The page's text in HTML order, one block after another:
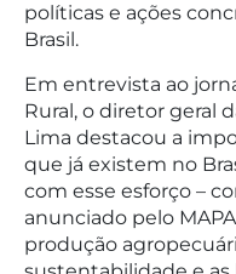
políticas e ações
Brasil.
Em entrevista ao
Rural, o diretor geral
Lima destacou a
que já existem no
com esse esforço –
anunciado pelo
produção